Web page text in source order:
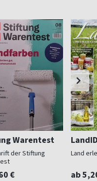
Warentest
der Stiftung
€
Land
ab